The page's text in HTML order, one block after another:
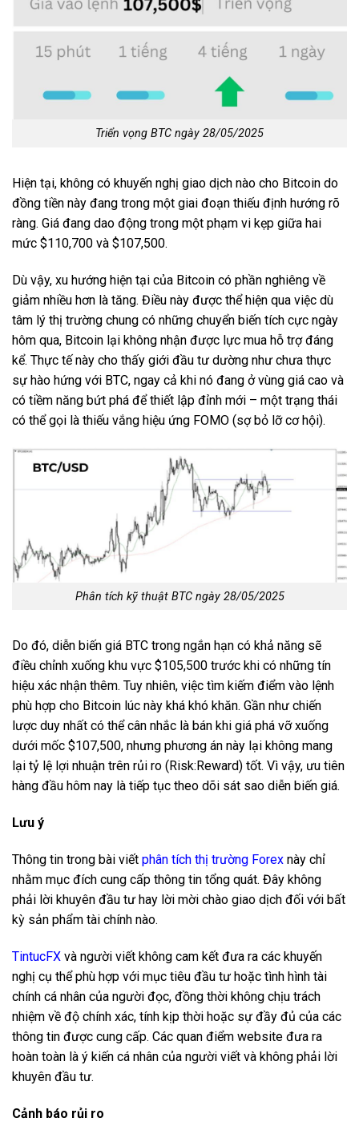
Triển vọng BTC ngày 28/05/2025
Hiện tại, không có khuyến nghị giao dịch nào cho Bitcoin do
đồng tiền này đang trong một giai đoạn thiếu định hướng rõ
ràng. Giá đang dao động trong một phạm vi kẹp giữa hai
mức $110,700 và $107,500.
Dù vậy, xu hướng hiện tại của Bitcoin có phần nghiêng về
giảm nhiều hơn là tăng. Điều này được thể hiện qua việc dù
tâm lý thị trường chung có những chuyển biến tích cực ngày
hôm qua, Bitcoin lại không nhận được lực mua hỗ trợ đáng
kể. Thực tế này cho thấy giới đầu tư dường như chưa thực
sự hào hứng với BTC, ngay cả khi nó đang ở vùng giá cao và
có tiềm năng bứt phá để thiết lập đỉnh mới – một trạng thái
có thể gọi là thiếu vắng hiệu ứng FOMO (sợ bỏ lỡ cơ hội).
Phân tích kỹ thuật BTC ngày 28/05/2025
Do đó, diễn biến giá BTC trong ngắn hạn có khả năng sẽ
điều chỉnh xuống khu vực $105,500 trước khi có những tín
hiệu xác nhận thêm. Tuy nhiên, việc tìm kiếm điểm vào lệnh
phù hợp cho Bitcoin lúc này khá khó khăn. Gần như chiến
lược duy nhất có thể cân nhắc là bán khi giá phá vỡ xuống
dưới mốc $107,500, nhưng phương án này lại không mang
lại tỷ lệ lợi nhuận trên rủi ro (Risk:Reward) tốt. Vì vậy, ưu tiên
hàng đầu hôm nay là tiếp tục theo dõi sát sao diễn biến giá.
Lưu ý
Thông tin trong bài viết phân tích thị trường Forex này chỉ
nhằm mục đích cung cấp thông tin tổng quát. Đây không
phải lời khuyên đầu tư hay lời mời chào giao dịch đối với bất
kỳ sản phẩm tài chính nào.
TintucFX và người viết không cam kết đưa ra các khuyến
nghị cụ thể phù hợp với mục tiêu đầu tư hoặc tình hình tài
chính cá nhân của người đọc, đồng thời không chịu trách
nhiệm về độ chính xác, tính kịp thời hoặc sự đầy đủ của các
thông tin được cung cấp. Các quan điểm website đưa ra
hoàn toàn là ý kiến cá nhân của người viết và không phải lời
khuyên đầu tư.
Cảnh báo rủi ro